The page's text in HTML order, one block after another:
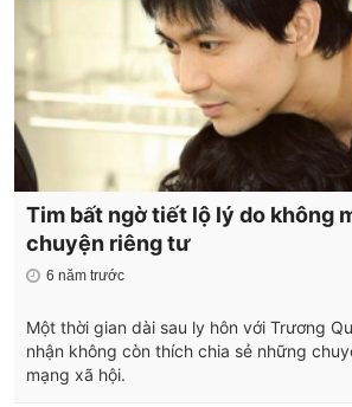
Tim bất ngờ tiết lộ lý do không
chuyện riêng tư
6 năm trước
Một thời gian dài sau ly hôn với Trương
nhận không còn thích chia sẻ những
mạng xã hội.